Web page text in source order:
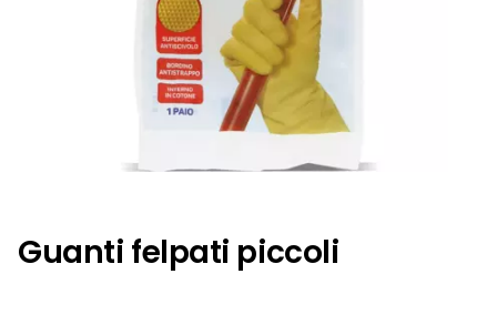
Guanti felpati piccoli